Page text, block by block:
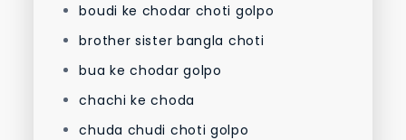
boudi ke chodar choti golpo
brother sister bangla choti
bua ke chodar golpo
chachi ke choda
chuda chudi choti golpo